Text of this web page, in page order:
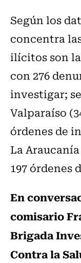
Según los
concentra
ilícitos son
con 276
investigar;
Valparaíso
órdenes de
La
197 órdenes
En
comisario
Brigada
Contra la